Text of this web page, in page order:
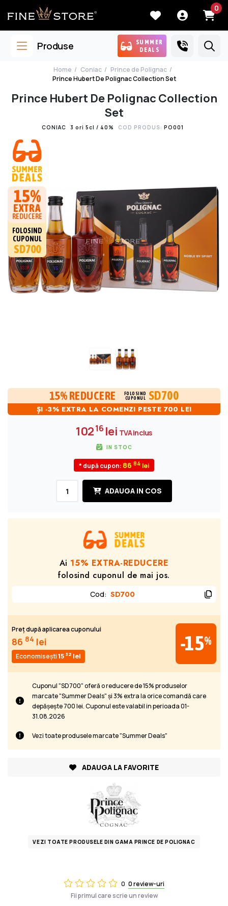
0
Produse
SUMMER
DEALS
Home Coniac
Prince de Polignac
Prince Hubert De Polignac Collection Set
Prince Hubert De Polignac Collection
Set
CONIAC 3 ori 5cl / 40% COD PRODUS: PO001
15%
EXTRA
REDUCERE
FOLOSIND
CUPONUL
SD700
0 0 review-uri
Fii primul care scrie un review
15% REDUCERE
FOLOSIND
CUPONUL
SD700
ȘI -3% EXTRA LA COMENZI PESTE 700 LEI
10216lei TVA inclus
IN STOC
* după cupon: 86 84
ADAUGA IN COS
Ai 15% EXTRA-REDUCERE
folosind cuponul de mai jos.
Cod: SD700
Preț după aplicarea cuponului
86 84 lei
Economisești15 32 lei
-15%
Cuponul "SD700" oferă o reducere de 15% produselor
marcate "Summer Deals" și 3% extra la orice comandă care
depășește 700 lei. Cuponul este valabil in perioada 01-
31.08.2026
Vezi toate produsele marcate "Summer Deals"
ADAUGA LA FAVORITE
VEZI TOATE PRODUSELE DIN GAMA PRINCE DE POLIGNAC